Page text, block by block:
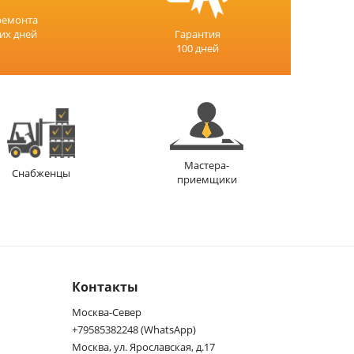
дней
Гарантия
100 дней
Снабженцы
Мастера-
приемщики
Контакты
Москва-Север
+79585382248 (WhatsApp)
Москва, ул. Ярославская, д.17